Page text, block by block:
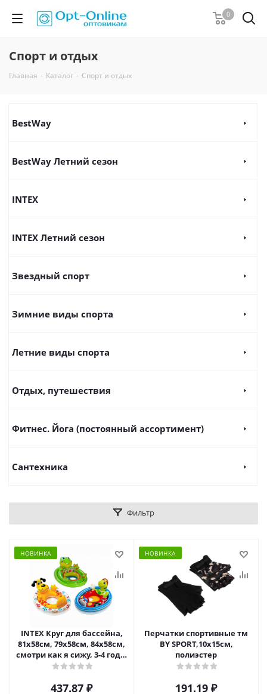
0
Спорт и отдых
Главная - Каталог - Спорт и отдых
BestWay
BestWay Летний сезон
INTEX
INTEX Летний сезон
Звездный спорт
Зимние виды спорта
Летние виды спорта
Отдых, путешествия
Фитнес. Йога (постоянный ассортимент)
Сантехника
Фильтр
НОВИНКА
INTEX Круг для бассейна,
81х58см, 79х58см, 84х58см,
смотри как я сижу, 3-4 года,
3 цвета, 59570NP
437.87 ₽
НОВИНКА
Перчатки спортивные тм
BY SPORT,10х15см,
полиэстер
191.19 ₽